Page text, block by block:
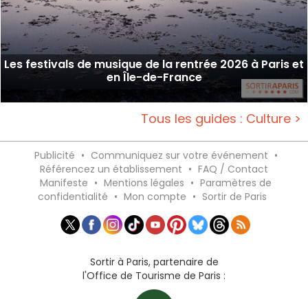
Les festivals de musique de la rentrée 2026 à Paris et
en Île-de-France
Tous les guides : Culture >
Publicité • Communiquez sur votre événement •
Référencez un établissement • FAQ / Contact
Manifeste • Mentions légales • Paramètres de
confidentialité • Mon compte • Sortir de Paris
Sortir à Paris, partenaire de
l'Office de Tourisme de Paris :